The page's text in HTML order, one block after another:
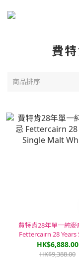
費
商品排序
費特肯28年單一純麥
Fettercairn 28 Years
Malt Whisky
HK$6,888.00
HK$9,388.00